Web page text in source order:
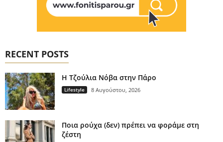
RECENT POSTS
H Τζούλια Νόβα στην Πάρο
Lifestyle 8 Αυγούστου, 2026
Ποια ρούχα (δεν) πρέπει να φοράμε στη
ζέστη